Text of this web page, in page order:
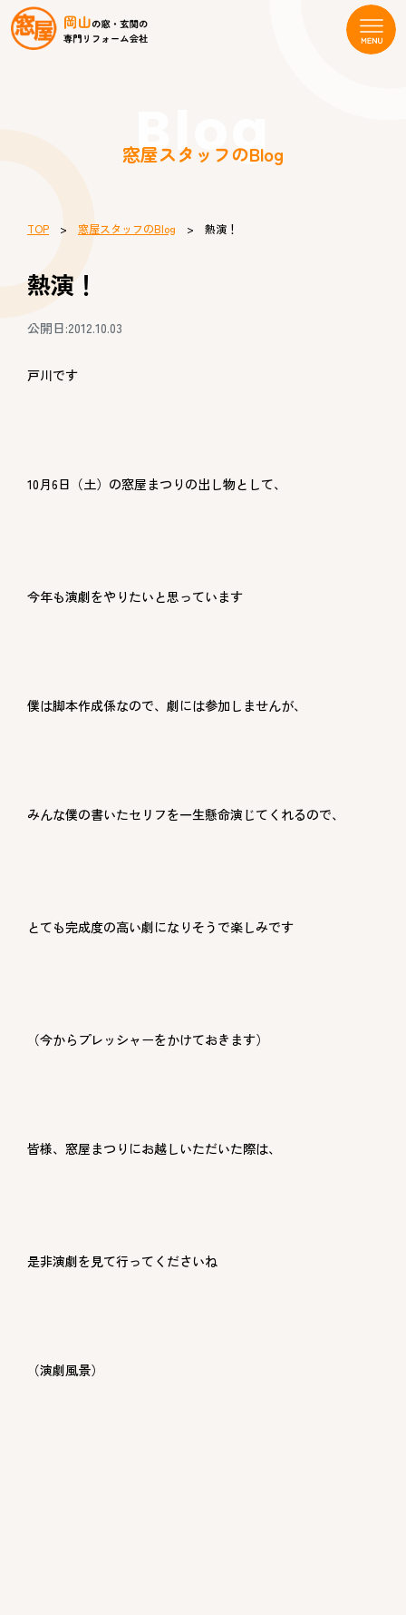
Blog
窓屋スタッフのBlog
TOP > 窓屋スタッフのBlog > 熱演！
熱演！
公開日:2012.10.03
戸川です
10月6日（土）の窓屋まつりの出し物として、
今年も演劇をやりたいと思っています
僕は脚本作成係なので、劇には参加しませんが、
みんな僕の書いたセリフを一生懸命演じてくれるので、
とても完成度の高い劇になりそうで楽しみです
（今からプレッシャーをかけておきます）
皆様、窓屋まつりにお越しいただいた際は、
是非演劇を見て行ってくださいね
（演劇風景）